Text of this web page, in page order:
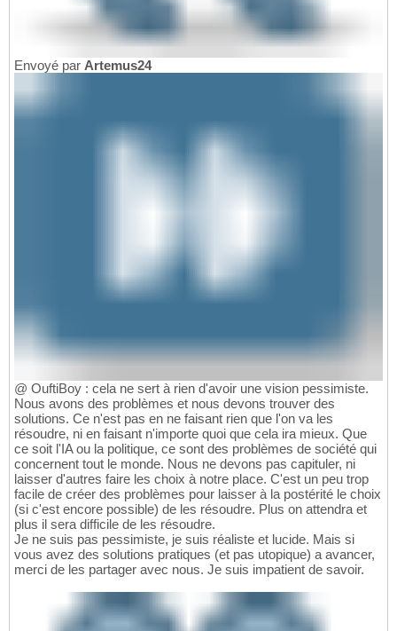
Envoyé par Artemus24
@ OuftiBoy : cela ne sert à rien d'avoir une vision pessimiste.
Nous avons des problèmes et nous devons trouver des
solutions. Ce n'est pas en ne faisant rien que l'on va les
résoudre, ni en faisant n'importe quoi que cela ira mieux. Que
ce soit l'IA ou la politique, ce sont des problèmes de société qui
concernent tout le monde. Nous ne devons pas capituler, ni
laisser d'autres faire les choix à notre place. C'est un peu trop
facile de créer des problèmes pour laisser à la postérité le choix
(si c'est encore possible) de les résoudre. Plus on attendra et
plus il sera difficile de les résoudre.
Je ne suis pas pessimiste, je suis réaliste et lucide. Mais si
vous avez des solutions pratiques (et pas utopique) a avancer,
merci de les partager avec nous. Je suis impatient de savoir.